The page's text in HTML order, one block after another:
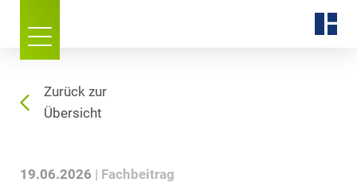
Zurück zur
Übersicht
19.06.2026 Fachbeitrag